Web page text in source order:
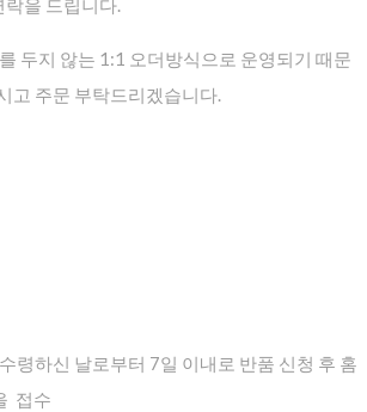
락을 드립니다.
두지 않는 1:1 오더방식으로 운영되기 때문
고 주문 부탁드리겠습니다.
령하신 날로부터 7일 이내로 반품 신청 후 홈
접수